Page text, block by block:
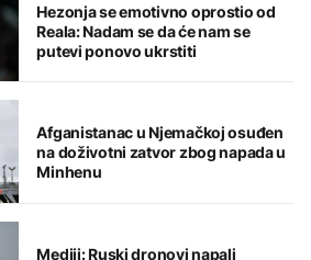
Hezonja se emotivno oprostio od
Reala: Nadam se da će nam se
putevi ponovo ukrstiti
Afganistanac u Njemačkoj osuđen
na doživotni zatvor zbog napada u
Minhenu
Mediji: Ruski dronovi napali